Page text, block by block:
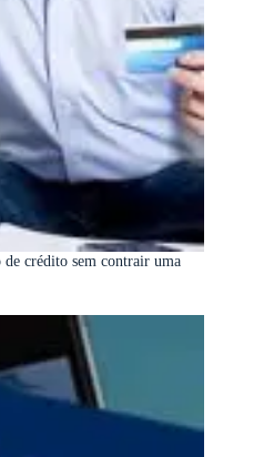
crédito sem contrair uma